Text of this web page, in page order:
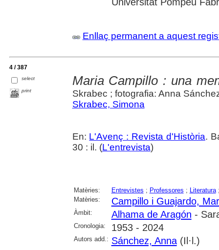
Enllaç permanent a aquest
4 / 387
select
print
Maria Campillo : una
Skrabec ; fotografia: Anna
Skrabec, Simona
En: L'Avenç : Revista d'Història.
30 : il. (L'entrevista)
Matèries: Entrevistes ; Professores ; Literatura
Matèries:
Campillo i Guajardo,
Àmbit: Alhama de Aragón -
Cronologia: 1953 - 2024
Autors add.: Sánchez, Anna(Il·l.)